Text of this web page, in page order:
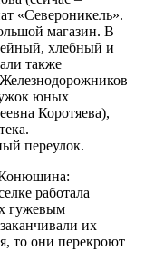
«Североникель».
магазин. B
хлебный и
также
юных
Коротяева),
переулок.
работала
гужевым
их
то они перекроют